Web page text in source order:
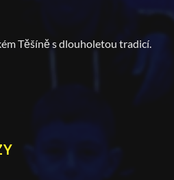
Těšíně s dlouholetou tradicí.